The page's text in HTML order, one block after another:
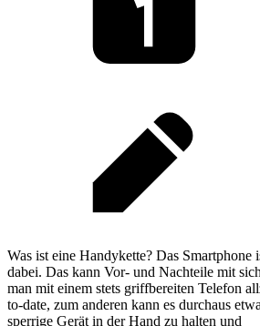
Was ist eine Handykette? Das Smartphone
dabei. Das kann Vor- und Nachteile mit
man mit einem stets griffbereiten Telefon
to-date, zum anderen kann es durchaus
sperrige Gerät in der Hand zu halten und